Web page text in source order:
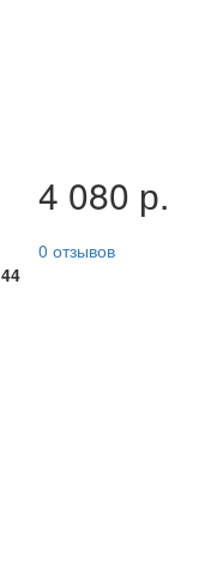
4 080 р.
0 отзывов
44